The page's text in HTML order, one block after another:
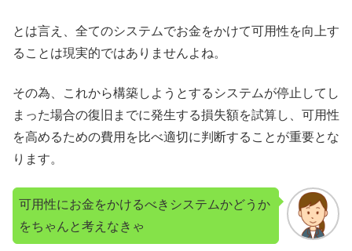
とは言え、全てのシステムでお金をかけて可用性を向上す
ることは現実的ではありませんよね。
その為、これから構築しようとするシステムが停止してし
まった場合の復旧までに発生する損失額を試算し、可用性
を高めるための費用を比べ適切に判断することが重要とな
ります。
可用性にお金をかけるべきシステムかどうか
をちゃんと考えなきゃ